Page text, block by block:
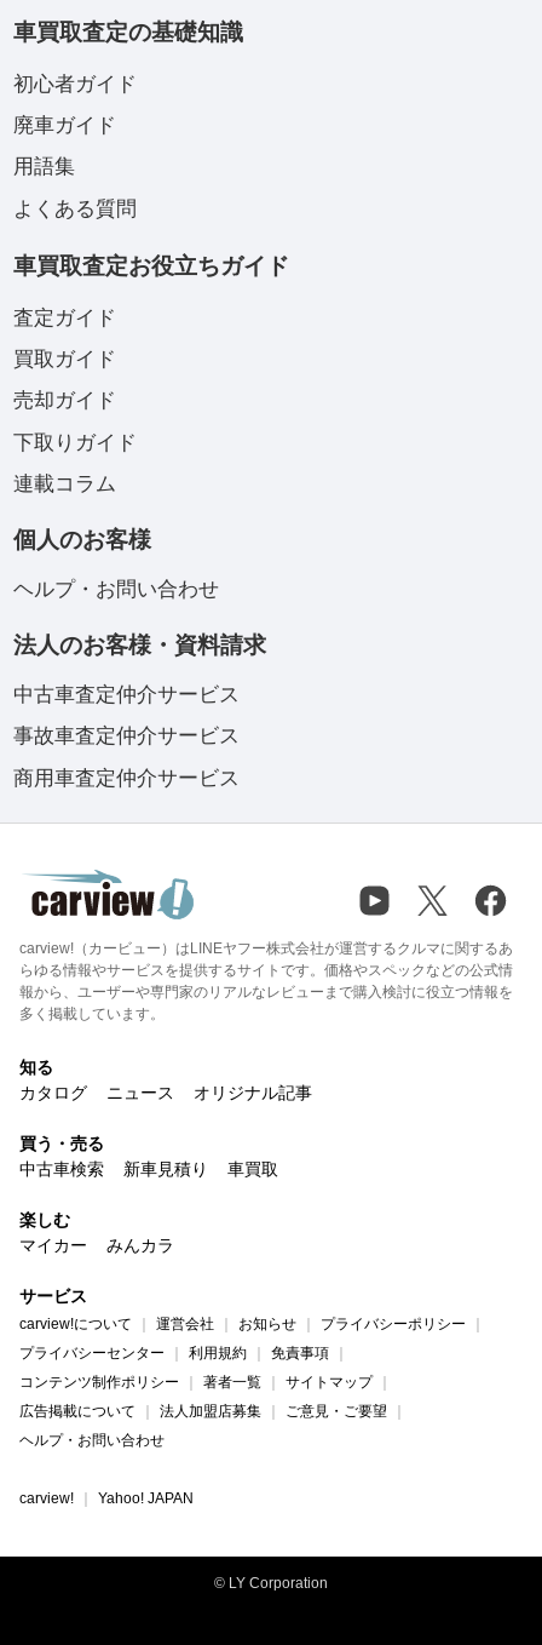
車買取査定の基礎知識
初心者ガイド
廃車ガイド
用語集
よくある質問
車買取査定お役立ちガイド
査定ガイド
買取ガイド
売却ガイド
下取りガイド
連載コラム
個人のお客様
ヘルプ・お問い合わせ
法人のお客様・資料請求
中古車査定仲介サービス
事故車査定仲介サービス
商用車査定仲介サービス
carview!（カービュー）はLINEヤフー株式会社が運営するクルマに関するあ
らゆる情報やサービスを提供するサイトです。価格やスペックなどの公式情
報から、ユーザーや専門家のリアルなレビューまで購入検討に役立つ情報を
多く掲載しています。
知る
カタログ
ニュース オリジナル記事
買う・売る
中古車検索
新車見積り 車買取
楽しむ
マイカー
みんカラ
サービス
carview!について 運営会社 お知らせ
プライバシーポリシー
プライバシーセンター
利用規約
免責事項
コンテンツ制作ポリシー
著者一覧
サイトマップ
広告掲載について
法人加盟店募集
ご意見・ご要望
ヘルプ・お問い合わせ
carview! Yahoo! JAPAN
© LY Corporation